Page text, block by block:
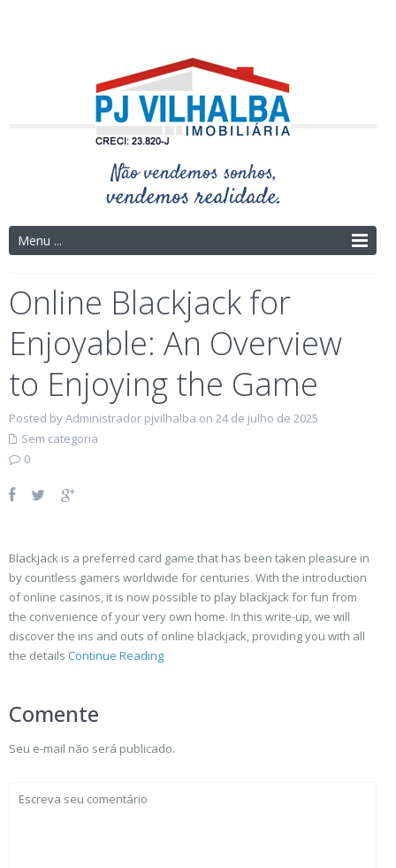
Menu ...
Online Blackjack for
Enjoyable: An Overview
to Enjoying the Game
Posted by Administrador pjvilhalba on 24 de julho de 2025
Sem categoria
0
Blackjack is a preferred card game that has been taken pleasure in
by countless gamers worldwide for centuries. With the introduction
of online casinos, it is now possible to play blackjack for fun from
the convenience of your very own home. In this write-up, we will
discover the ins and outs of online blackjack, providing you with all
the details Continue Reading
Comente
Seu e-mail não será publicado.